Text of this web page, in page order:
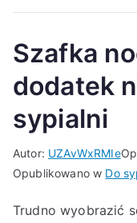
Szafka
dodatek
sypialni
Autor: UZAvWxRMIe
Opublikowano w Do
Trudno wyobrazić